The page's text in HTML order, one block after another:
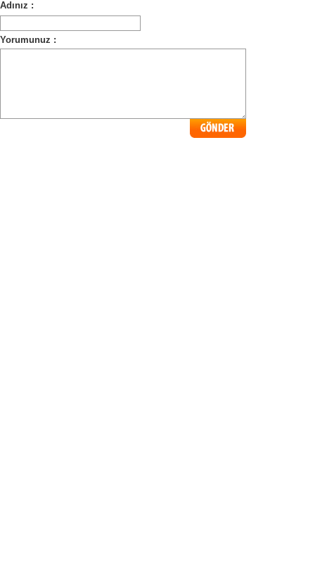
Adınız :
Yorumunuz :